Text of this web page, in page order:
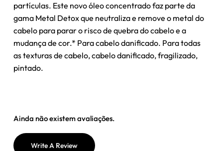
partículas. Este novo óleo concentrado faz parte da
gama Metal Detox que neutraliza e remove o metal do
cabelo para parar o risco de quebra do cabelo e a
mudança de cor.* Para cabelo danificado. Para todas
as texturas de cabelo, cabelo danificado, fragilizado,
pintado.
Ainda não existem avaliações.
Write A Review